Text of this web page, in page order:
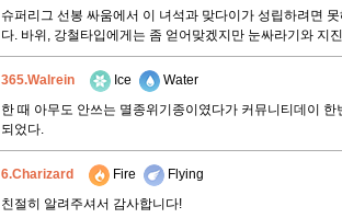
슈퍼리그 선봉 싸움에서 이 녀석과 맞다이가 성립하려면
다. 바위, 강철타입에게는 좀 얻어맞겠지만 눈싸라기와 지
365.Walrein Ice
Water
한 때 아무도 안쓰는 멸종위기종이였다가 커뮤니티데이 한
되었다.
6.Charizard Fire
Flying
친절히 알려주셔서 감사합니다!